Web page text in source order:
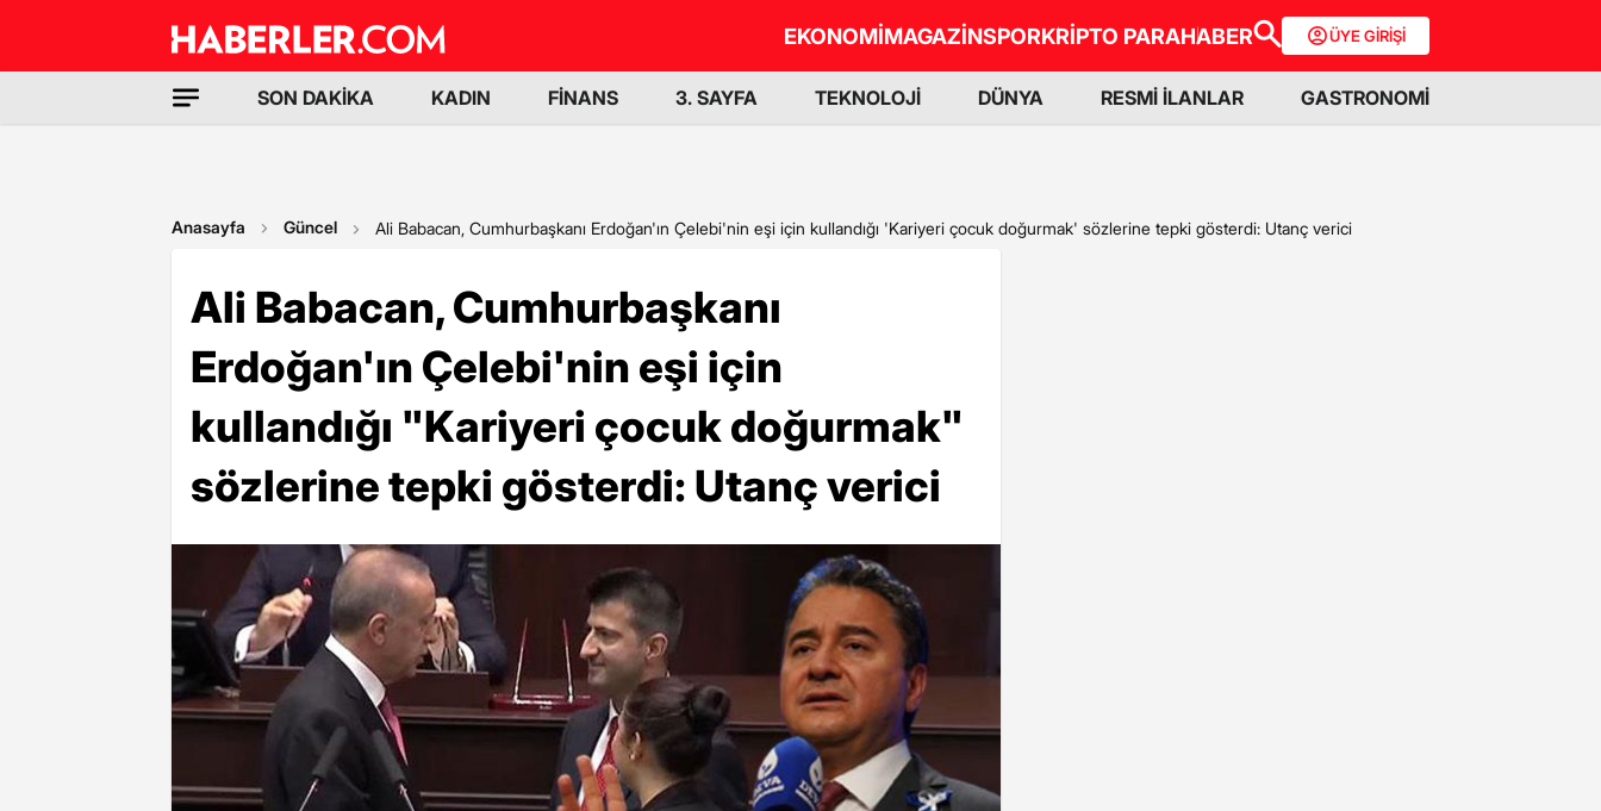
EKONOMİMAGAZİNSPORKRİPTO PARAHABER ÜYE GİRİŞİ
SON DAKİKA KADIN FİNANS 3. SAYFA TEKNOLOJİ DÜNYA RESMİ İLANLAR GASTRONOMİ
Anasayfa Güncel Ali Babacan, Cumhurbaşkanı Erdoğan'ın Çelebi'nin eşi için kullandığı 'Kariyeri çocuk doğurmak' sözlerine tepki gösterdi: Utanç verici
Ali Babacan, Cumhurbaşkanı
Erdoğan'ın Çelebi'nin eşi için
kullandığı "Kariyeri çocuk doğurmak"
sözlerine tepki gösterdi: Utanç verici